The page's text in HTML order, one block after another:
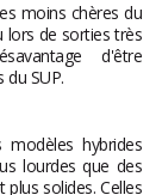
moins chères du
lors de sorties très
d'être
SUP.
modèles hybrides
lourdes que des
solides. Celles